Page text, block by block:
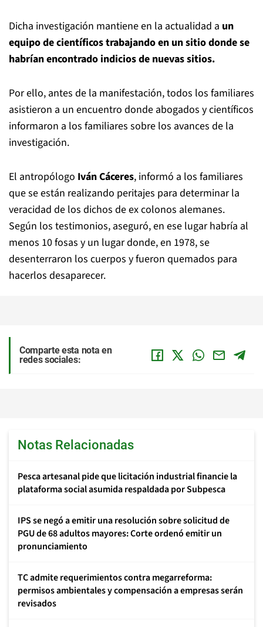
Dicha investigación mantiene en la actualidad a un
equipo de científicos trabajando en un sitio donde se
habrían encontrado indicios de nuevas sitios.
Por ello, antes de la manifestación, todos los familiares
asistieron a un encuentro donde abogados y científicos
informaron a los familiares sobre los avances de la
investigación.
El antropólogo Iván Cáceres, informó a los familiares
que se están realizando peritajes para determinar la
veracidad de los dichos de ex colonos alemanes.
Según los testimonios, aseguró, en ese lugar habría al
menos 10 fosas y un lugar donde, en 1978, se
desenterraron los cuerpos y fueron quemados para
hacerlos desaparecer.
Comparte esta nota en
redes sociales:
Notas Relacionadas
Pesca artesanal pide que licitación industrial financie la
plataforma social asumida respaldada por Subpesca
IPS se negó a emitir una resolución sobre solicitud de
PGU de 68 adultos mayores: Corte ordenó emitir un
pronunciamiento
TC admite requerimientos contra megarreforma:
permisos ambientales y compensación a empresas serán
revisados